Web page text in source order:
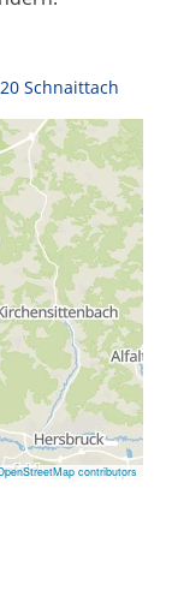
Schnaittach
contributors